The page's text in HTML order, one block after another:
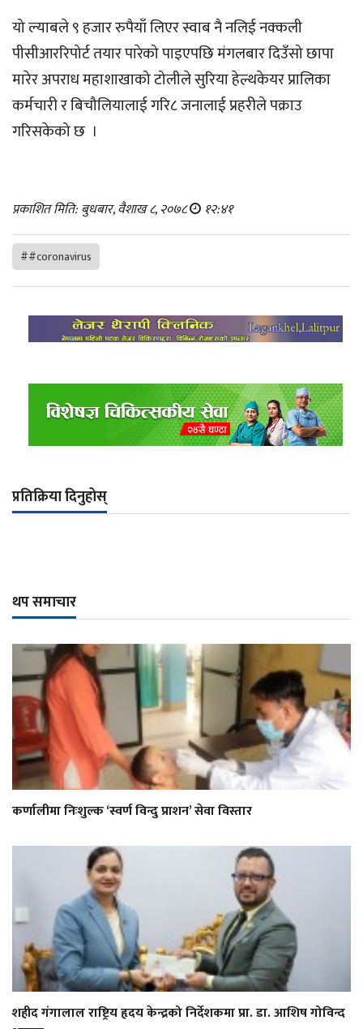
यो ल्याबले ९ हजार रुपैयाँ लिएर स्वाब नै नलिई नक्कली
पीसीआररिपोर्ट तयार पारेको पाइएपछि मंगलबार दिउँसो छापा
मारेर अपराध महाशाखाको टोलीले सुरिया हेल्थकेयर प्रालिका
कर्मचारी र बिचौलियालाई गरि८ जनालाई प्रहरीले पक्राउ
गरिसकेको छ ।
प्रकाशित मिति: बुधबार, वैशाख ८, २०७८ १२:४१
##coronavirus
प्रतिक्रिया दिनुहोस्
थप समाचार
कर्णालीमा निःशुल्क ‘स्वर्ण विन्दु प्राशन’ सेवा विस्तार
शहीद गंगालाल राष्ट्रिय हृदय केन्द्रको निर्देशकमा प्रा. डा. आशिष गोविन्द